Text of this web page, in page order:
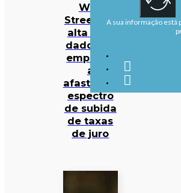
Wall
Street em
alta com
dados de
emprego
a
afastarem
espectro
de subida
de taxas
de juro
A sua informação está